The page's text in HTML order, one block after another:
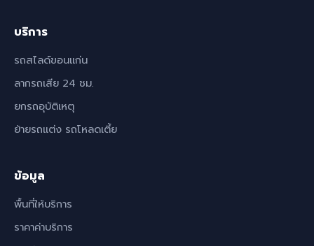
บริการ
รถสไลด์ขอนแก่น
ลากรถเสีย 24 ชม.
ยกรถอุบัติเหตุ
ย้ายรถแต่ง รถโหลดเตี้ย
ข้อมูล
พื้นที่ให้บริการ
ราคาค่าบริการ